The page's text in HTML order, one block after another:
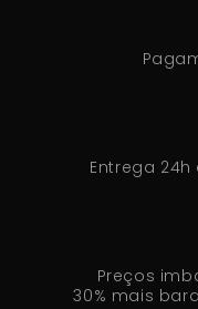
Entrega
Preços
30% mais